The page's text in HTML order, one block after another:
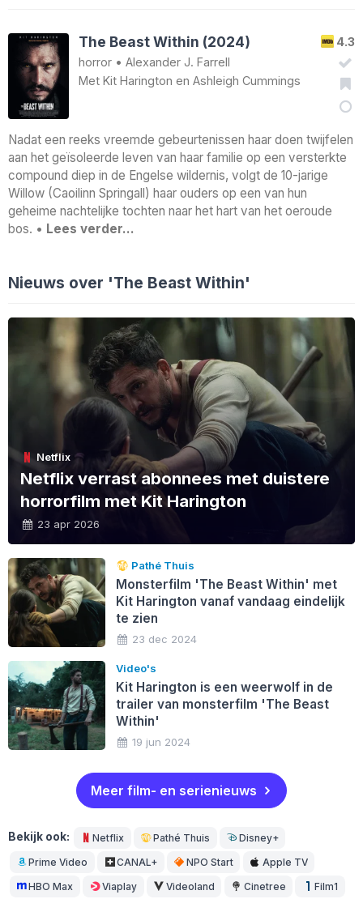
4.3
The Beast Within (2024)
horror • Alexander J. Farrell
Met Kit Harington en Ashleigh Cummings
Nadat een reeks vreemde gebeurtenissen haar doen twijfelen
aan het geïsoleerde leven van haar familie op een versterkte
compound diep in de Engelse wildernis, volgt de 10-jarige
Willow (Caoilinn Springall) haar ouders op een van hun
geheime nachtelijke tochten naar het hart van het oeroude
bos. • Lees verder…
Nieuws over 'The Beast Within'
Netflix
Netflix verrast abonnees met duistere
horrorfilm met Kit Harington
23 apr 2026
Pathé Thuis
Monsterfilm 'The Beast Within' met
Kit Harington vanaf vandaag eindelijk
te zien
23 dec 2024
Video's
Kit Harington is een weerwolf in de
trailer van monsterfilm 'The Beast
Within'
19 jun 2024
Meer film- en serienieuws
Bekijk ook: Netflix Pathé Thuis Disney+
Prime Video CANAL+ NPO Start Apple TV
HBO Max Viaplay Videoland Cinetree Film1